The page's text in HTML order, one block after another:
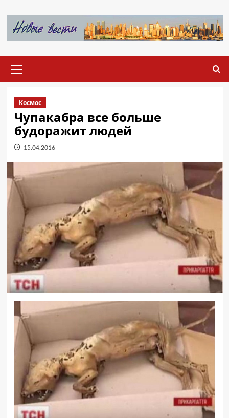
содержимому
меню
Космос
Чупакабра все больше
будоражит людей
15.04.2016